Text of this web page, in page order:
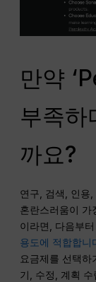
만약
부족하
까요?
연구, 검색, 인용
혼란스러움이 가
이라면, 다음부
용도에 적합합니
요금제를 선택하
기, 수정, 계획